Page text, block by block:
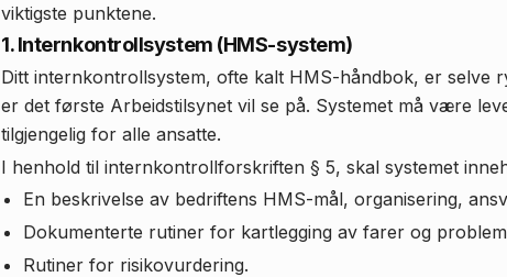
viktigste punktene.
1. Internkontrollsystem (HMS-system)
Ditt internkontrollsystem, ofte kalt HMS-håndbok, er selve
er det første Arbeidstilsynet vil se på. Systemet må være
tilgjengelig for alle ansatte.
I henhold til internkontrollforskriften § 5, skal systemet
En beskrivelse av bedriftens HMS-mål, organisering,
Dokumenterte rutiner for kartlegging av farer og
Rutiner for risikovurdering.